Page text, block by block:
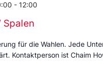
Spalen
- 12:00
für die Wahlen. Jede
Kontaktperson ist Chaim